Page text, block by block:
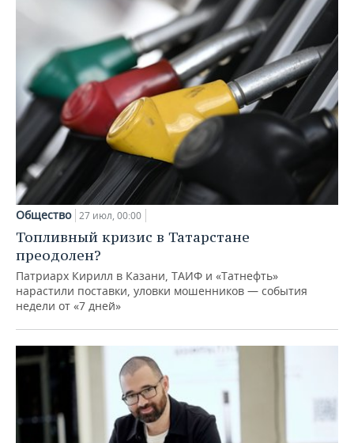
Общество 27 июл, 00:00
Топливный кризис в Татарстане
преодолен?
Патриарх Кирилл в Казани, ТАИФ и «Татнефть»
нарастили поставки, уловки мошенников — события
недели от «7 дней»